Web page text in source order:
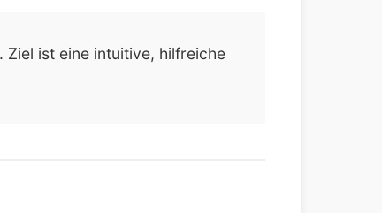
ist eine intuitive, hilfreiche